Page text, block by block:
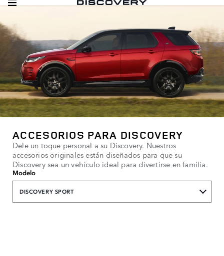
ACCESORIOS PARA DISCOVERY
Dele un toque personal a su Discovery. Nuestros
accesorios originales están diseñados para que su
Discovery sea un vehículo ideal para divertirse en familia.
Modelo
DISCOVERY SPORT